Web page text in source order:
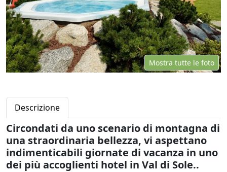
Mostra tutte le foto
Descrizione
Circondati da uno scenario di montagna di
una straordinaria bellezza, vi aspettano
indimenticabili giornate di vacanza in uno
dei più accoglienti hotel in Val di Sole..